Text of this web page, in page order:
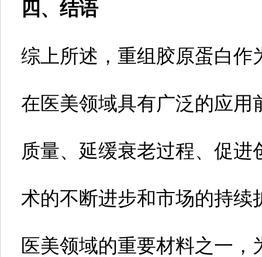
四、结语
综上所述，重组胶原蛋白
在医美领域具有广泛的应
质量、延缓衰老过程、促
术的不断进步和市场的持
医美领域的重要材料之一